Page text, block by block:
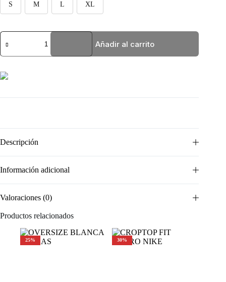
S M L XL
OVERSIZE
BLANCA
Añadir al carrito
Descripción
Información adicional
Valoraciones (0)
Productos relacionados
25% 30%